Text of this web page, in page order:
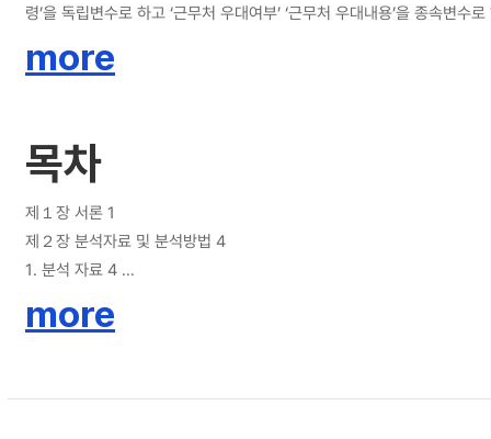
령’을 독립변수로 하고 ‘근무처 우대여부’ ‘근무처 우대내용’을 종속
한 이후 로지스틱 회귀분석, 랜덤포레스트 모형, SVM 모형, Lightgbm
more
목차
제１장 서론 1
제２장 분석자료 및 분석방법 4
1. 분석 자료 4
1. 카이제곱검정 5
more